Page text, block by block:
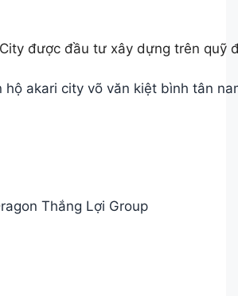
được đầu tư xây dựng trên quỹ